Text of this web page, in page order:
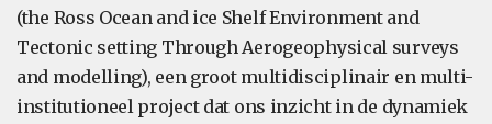
(the Ross Ocean and ice Shelf Environment and
Tectonic setting Through Aerogeophysical surveys
and modelling), een groot multidisciplinair en multi-
institutioneel project dat ons inzicht in de dynamiek